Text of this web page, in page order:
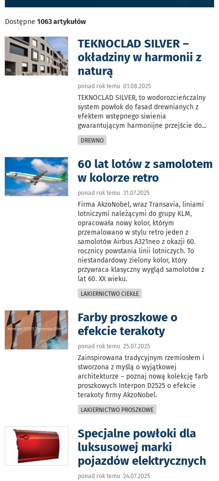
Dostępne 1063 artykułów
TEKNOCLAD SILVER –
okładziny w harmonii z
naturą
ponad rok temu 01.08.2025
TEKNOCLAD SILVER, to wodorozcieńczalny
system powłok do fasad drewnianych z
efektem wstępnego siwienia
gwarantującym harmonijne przejście do...
DREWNO
60 lat lotów z samolotem
w kolorze retro
ponad rok temu 31.07.2025
Firma AkzoNobel, wraz Transavia, liniami
lotniczymi należącymi do grupy KLM,
opracowała nowy kolor, którym
przemalowano w stylu retro jeden z
samolotów Airbus A321neo z okazji 60.
rocznicy powstania linii lotniczych. To
niestandardowy zielony kolor, który
przywraca klasyczny wygląd samolotów z
lat 60. XX wieku.
LAKIERNICTWO CIEKŁE
Farby proszkowe o
efekcie terakoty
ponad rok temu 25.07.2025
Zainspirowana tradycyjnym rzemiosłem i
stworzona z myślą o wyjątkowej
architekturze – poznaj nową kolekcję farb
proszkowych Interpon D2525 o efekcie
terakoty firmy AkzoNobel.
LAKIERNICTWO PROSZKOWE
Specjalne powłoki dla
luksusowej marki
pojazdów elektrycznych
ponad rok temu 24.07.2025